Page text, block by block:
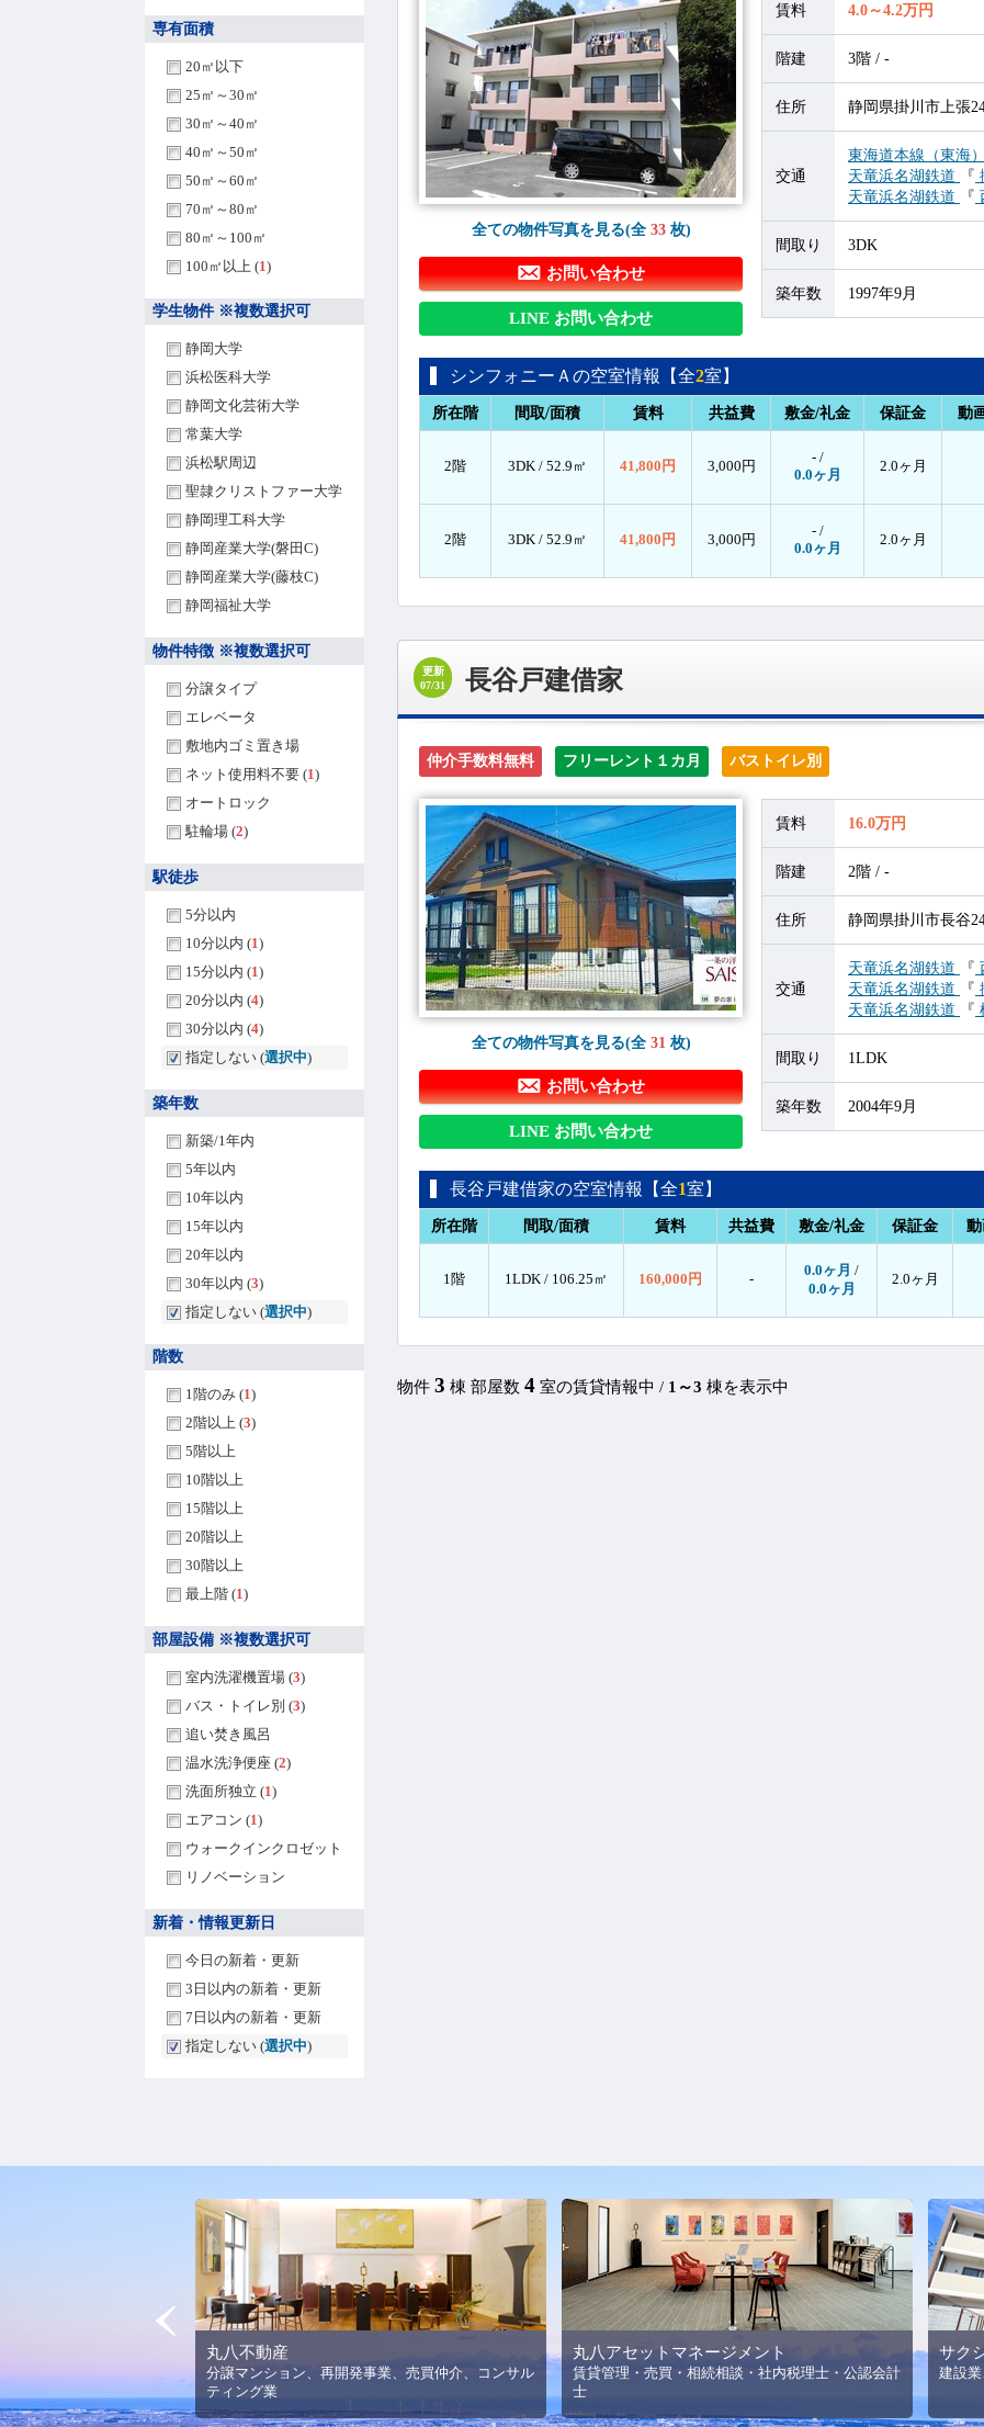
全ての物件写真を見る(全 33枚)
お問い合わせ
LINE お問い合わせ
賃料 4.0～4.2万円
階建 3階 / -
住所 静岡県掛川市上張
交通
東海道本線（東海）
天竜浜名湖鉄道
『
天竜浜名湖鉄道
『
間取り 3DK
築年数 1997年9月
シンフォニーＡの空室情報【全2室】
所在階 間取/面積 賃料 共益費 敷金/礼金 保証金 動
2階 3DK / 52.9㎡ 41,800円 3,000円
- /
0.0ヶ月
2.0ヶ月
2階 3DK / 52.9㎡ 41,800円 3,000円
- /
0.0ヶ月
2.0ヶ月
更新
07/31
長谷戸建借家
仲介手数料無料 フリーレント１カ月 バストイレ別
全ての物件写真を見る(全 31枚)
お問い合わせ
LINE お問い合わせ
賃料 16.0万円
階建 2階 / -
住所 静岡県掛川市長谷
交通
天竜浜名湖鉄道 『
天竜浜名湖鉄道
『
天竜浜名湖鉄道
『
間取り 1LDK
築年数 2004年9月
長谷戸建借家の空室情報【全1室】
所在階 間取/面積 賃料 共益費 敷金/礼金 保証金
1階 1LDK / 106.25㎡ 160,000円 -
0.0ヶ月 /
0.0ヶ月
2.0ヶ月
物件 3 棟 部屋数 4 室の賃貸情報中 / 1～3 棟を表示中
専有面積
20㎡以下
25㎡～30㎡
30㎡～40㎡
40㎡～50㎡
50㎡～60㎡
70㎡～80㎡
80㎡～100㎡
100㎡以上 (1)
学生物件 ※複数選択可
静岡大学
浜松医科大学
静岡文化芸術大学
常葉大学
浜松駅周辺
聖隷クリストファー大学
静岡理工科大学
静岡産業大学(磐田C)
静岡産業大学(藤枝C)
静岡福祉大学
物件特徴 ※複数選択可
分譲タイプ
エレベータ
敷地内ゴミ置き場
ネット使用料不要 (1)
オートロック
駐輪場 (2)
駅徒歩
5分以内
10分以内 (1)
15分以内 (1)
20分以内 (4)
30分以内 (4)
指定しない (選択中)
築年数
新築/1年内
5年以内
10年以内
15年以内
20年以内
30年以内 (3)
指定しない (選択中)
階数
1階のみ (1)
2階以上 (3)
5階以上
10階以上
15階以上
20階以上
30階以上
最上階 (1)
部屋設備 ※複数選択可
室内洗濯機置場 (3)
バス・トイレ別 (3)
追い焚き風呂
温水洗浄便座 (2)
洗面所独立 (1)
エアコン (1)
ウォークインクロゼット
リノベーション
新着・情報更新日
今日の新着・更新
3日以内の新着・更新
7日以内の新着・更新
指定しない (選択中)
丸八不動産
分譲マンション、再開発事業、売買仲介、コンサル
ティング業
丸八アセットマネージメント
賃貸管理・売買・相続相談・社内税理士・公認会計
士
サク
建設